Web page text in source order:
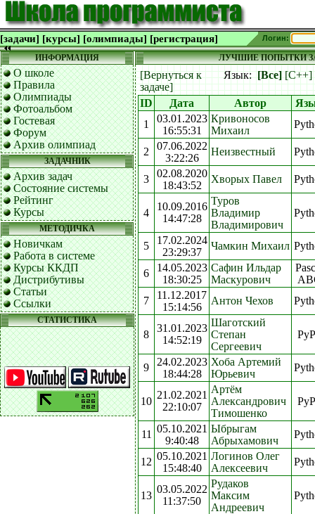
[задачи] [курсы] [олимпиады] [регистрация] Логин:
ИНФОРМАЦИЯ
О школе
Правила
Олимпиады
Фотоальбом
Гостевая
Форум
Архив олимпиад
ЗАДАЧНИК
Архив задач
Состояние системы
Рейтинг
Курсы
МЕТОДИЧКА
Новичкам
Работа в системе
Курсы ККДП
Дистрибутивы
Статьи
Ссылки
СТАТИСТИКА
ЛУЧШИЕ ПОПЫТКИ
[Вернуться к
задаче]
Язык:[Все] [C++]
ID Дата Автор
1
03.01.2023
16:55:31
Кривоносов
Михаил
2
07.06.2022
3:22:26
Неизвестный
3
02.08.2020
18:43:52
Хворых Павел
4
10.09.2016
14:47:28
Туров
Владимир
Владимирович
5
17.02.2024
23:29:37
Чамкин Михаил
6
14.05.2023
18:30:25
Сафин Ильдар
Маскурович
7
11.12.2017
15:14:56
Антон Чехов
8
31.01.2023
14:52:19
Шаготский
Степан
Сергеевич
9
24.02.2023
18:44:28
Хоба Артемий
Юрьевич
10
21.02.2021
22:10:07
Артём
Александрович
Тимошенко
11 05.10.2021
9:40:48
Ыбрыгам
Абрыхамович
12 05.10.2021
15:48:40
Логинов Олег
Алексеевич
13
03.05.2022
11:37:50
Рудаков
Максим
Андреевич